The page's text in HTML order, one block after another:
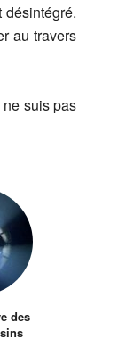
au travers
suis pas
des